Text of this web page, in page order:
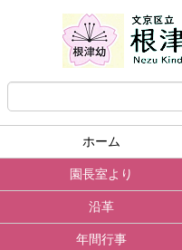
ホーム
園長室より
沿革
年間行事